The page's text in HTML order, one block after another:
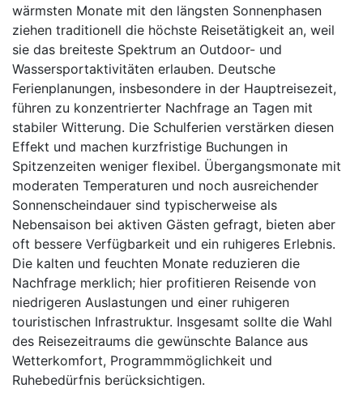
wärmsten Monate mit den längsten Sonnenphasen
ziehen traditionell die höchste Reisetätigkeit an, weil
sie das breiteste Spektrum an Outdoor- und
Wassersportaktivitäten erlauben. Deutsche
Ferienplanungen, insbesondere in der Hauptreisezeit,
führen zu konzentrierter Nachfrage an Tagen mit
stabiler Witterung. Die Schulferien verstärken diesen
Effekt und machen kurzfristige Buchungen in
Spitzenzeiten weniger flexibel. Übergangsmonate mit
moderaten Temperaturen und noch ausreichender
Sonnenscheindauer sind typischerweise als
Nebensaison bei aktiven Gästen gefragt, bieten aber
oft bessere Verfügbarkeit und ein ruhigeres Erlebnis.
Die kalten und feuchten Monate reduzieren die
Nachfrage merklich; hier profitieren Reisende von
niedrigeren Auslastungen und einer ruhigeren
touristischen Infrastruktur. Insgesamt sollte die Wahl
des Reisezeitraums die gewünschte Balance aus
Wetterkomfort, Programmmöglichkeit und
Ruhebedürfnis berücksichtigen.